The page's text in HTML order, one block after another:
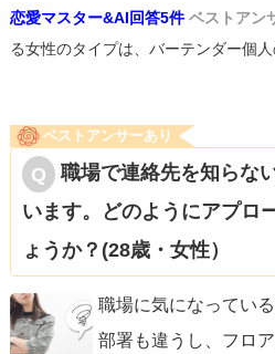
恋愛マスター&AI回答5件 ベストアン
る女性のタイプは、バーテンダー個
ベストアンサーあり
職場で連絡先を知らな
います。どのようにアプロ
ょうか？(28歳・女性）
職場に気になってい
部署も違うし、フロ